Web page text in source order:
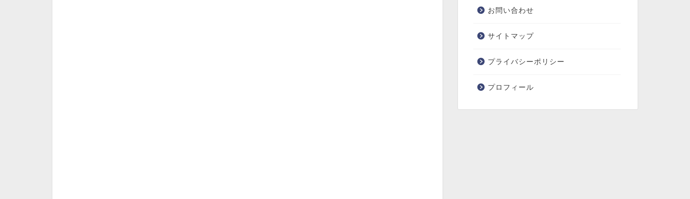
お問い合わせ
サイトマップ
プライバシーポリシー
プロフィール